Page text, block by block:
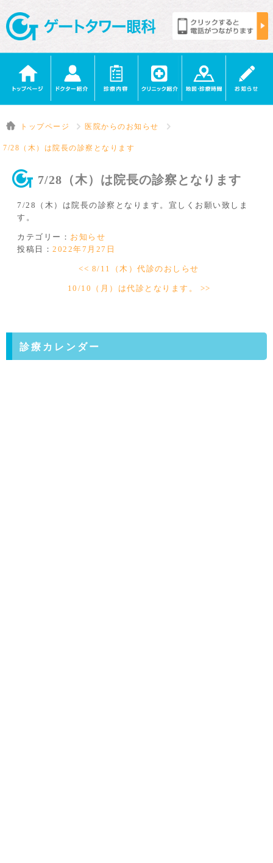
トップページ 医院からのお知らせ
7/28（木）は院長の診察となります
7/28（木）は院長の診察となります
7/28（木）は院長の診察となります。宜しくお願い致しま
す。
カテゴリー： お知らせ
投稿日： 2022年7月27日
<< 8/11（木）代診のおしらせ
10/10（月）は代診となります。 >>
診療カレンダー